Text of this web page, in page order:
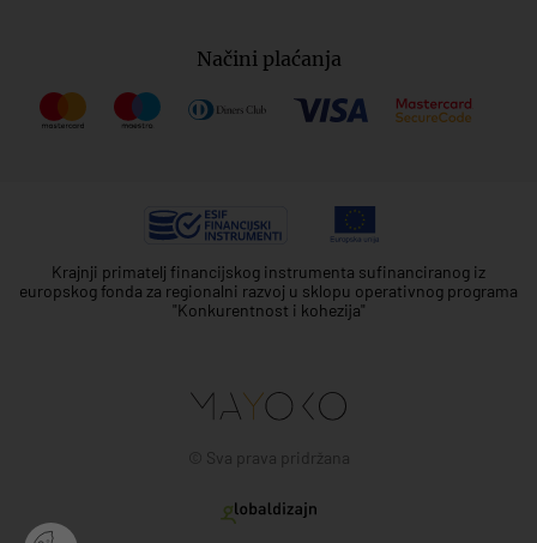
Načini plaćanja
Krajnji primatelj financijskog instrumenta sufinanciranog iz
europskog fonda za regionalni razvoj u sklopu operativnog programa
"Konkurentnost i kohezija"
© Sva prava pridržana